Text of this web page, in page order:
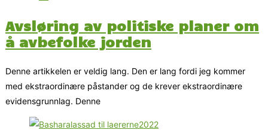
Avsløring av politiske planer om
å avbefolke jorden
Denne artikkelen er veldig lang. Den er lang fordi jeg kommer
med ekstraordinære påstander og de krever ekstraordinære
evidensgrunnlag. Denne